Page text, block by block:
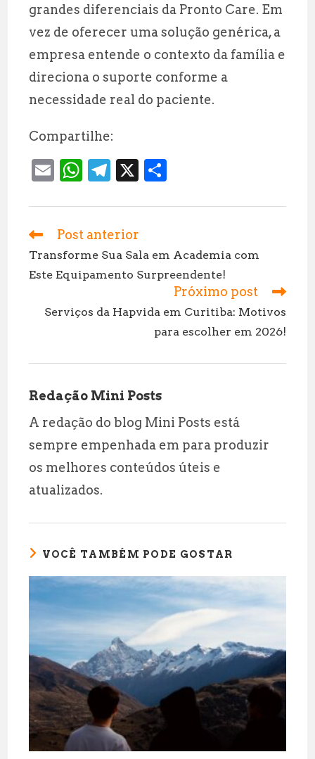
grandes diferenciais da Pronto Care. Em
vez de oferecer uma solução genérica, a
empresa entende o contexto da família e
direciona o suporte conforme a
necessidade real do paciente.
Compartilhe:
E
ai
l
W
at
s
A
p
p
T
e
g
r
a
m
X
a
e
Leia
artigos
Post anterior
Transforme Sua Sala em Academia com
Este Equipamento Surpreendente!
Próximo post
Serviços da Hapvida em Curitiba: Motivos
para escolher em 2026!
Redação Mini Posts
A redação do blog Mini Posts está
sempre empenhada em para produzir
os melhores conteúdos úteis e
atualizados.
VOCÊ TAMBÉM PODE GOSTAR